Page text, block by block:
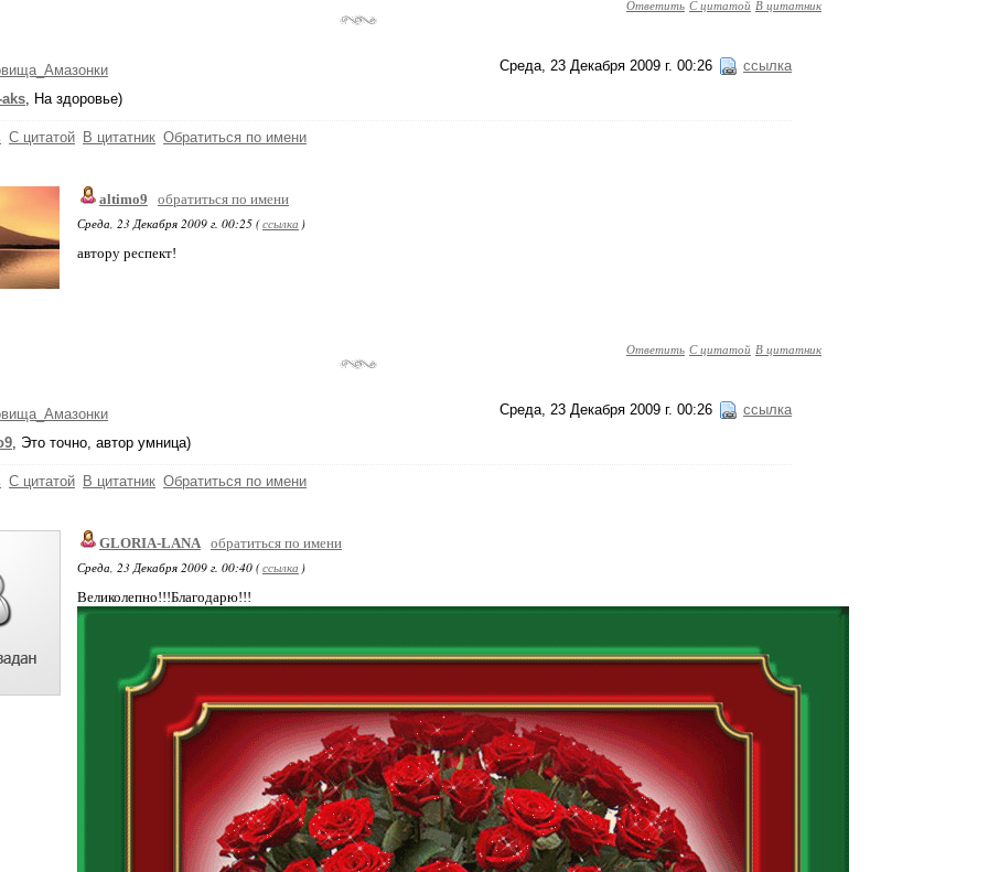
Ответить С цитатой В цитатник
Среда, 23 Декабря 2009 г. 00:26 ссылка
, На здоровье)
С цитатой В цитатник Обратиться по имени
altimo9
обратиться по имени
Среда, 23 Декабря 2009 г. 00:25 (ссылка )
автору респект!
Ответить С цитатой В цитатник
Среда, 23 Декабря 2009 г. 00:26 ссылка
, Это точно, автор умница)
С цитатой В цитатник Обратиться по имени
GLORIA-LANA обратиться по имени
Среда, 23 Декабря 2009 г. 00:40 (ссылка )
Великолепно!!!Благодарю!!!